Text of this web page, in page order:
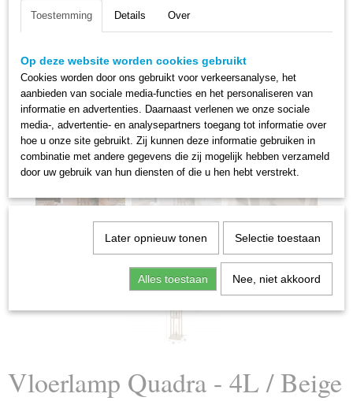
Vloerlamp Quadra - 4L / Beige
Toestemming Details Over
Op deze website worden cookies gebruikt
Cookies worden door ons gebruikt voor verkeersanalyse, het
aanbieden van sociale media-functies en het personaliseren van
informatie en advertenties. Daarnaast verlenen we onze sociale
media-, advertentie- en analysepartners toegang tot informatie over
hoe u onze site gebruikt. Zij kunnen deze informatie gebruiken in
combinatie met andere gegevens die zij mogelijk hebben verzameld
door uw gebruik van hun diensten of die u hen hebt verstrekt.
Later opnieuw tonen Selectie toestaan
Alles toestaan Nee, niet akkoord